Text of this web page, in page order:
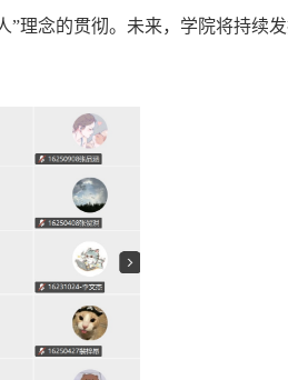
理念的贯彻。未来，学院将持续